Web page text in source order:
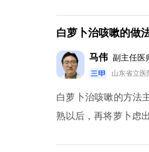
白萝卜治咳嗽的做
马伟 副主任医
山东省立医
白萝卜治咳嗽的方法
熟以后，再将萝卜虑